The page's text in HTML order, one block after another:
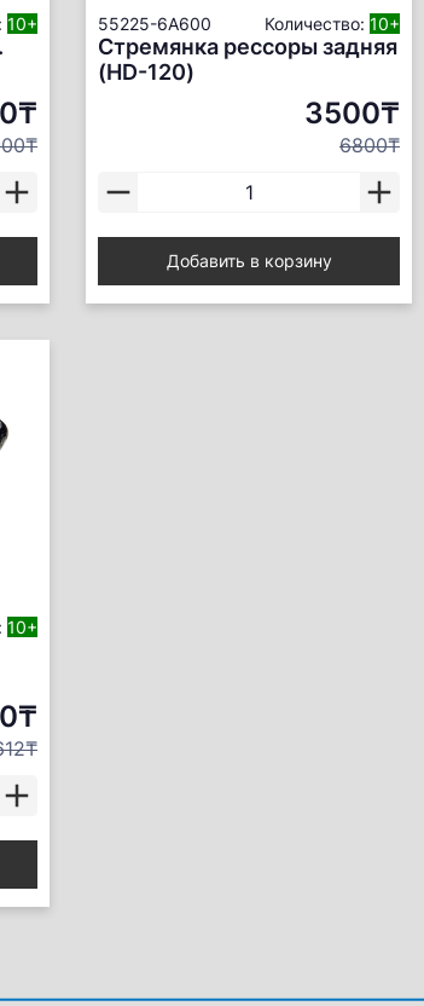
10+ 55225-6A600 Количество: 10+
Стремянка рессоры задняя
(HD-120)
3500₸
6800₸
Добавить в корзину
10+